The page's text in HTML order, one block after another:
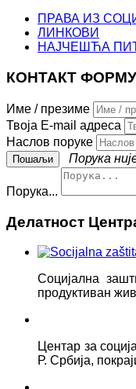
ПРАВА ИЗ
ЛИНКОВИ
НАЈЧЕШЋА
КОНТАКТ
Име / презиме
Твоја E-mail адреса
Наслов поруке
Порука
Порука...
Делатност
Социјална
продуктиван
Центар за
Р. Србија,